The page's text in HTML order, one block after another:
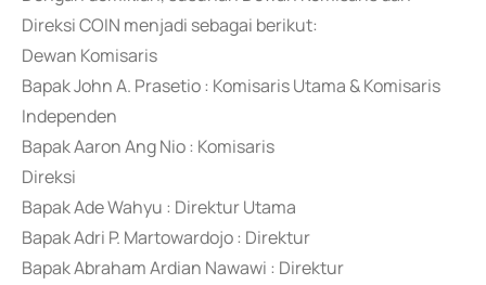
Direksi COIN menjadi sebagai berikut:
Dewan Komisaris
Bapak John A. Prasetio : Komisaris Utama & Komisaris
Independen
Bapak Aaron Ang Nio : Komisaris
Direksi
Bapak Ade Wahyu : Direktur Utama
Bapak Adri P. Martowardojo : Direktur
Bapak Abraham Ardian Nawawi : Direktur